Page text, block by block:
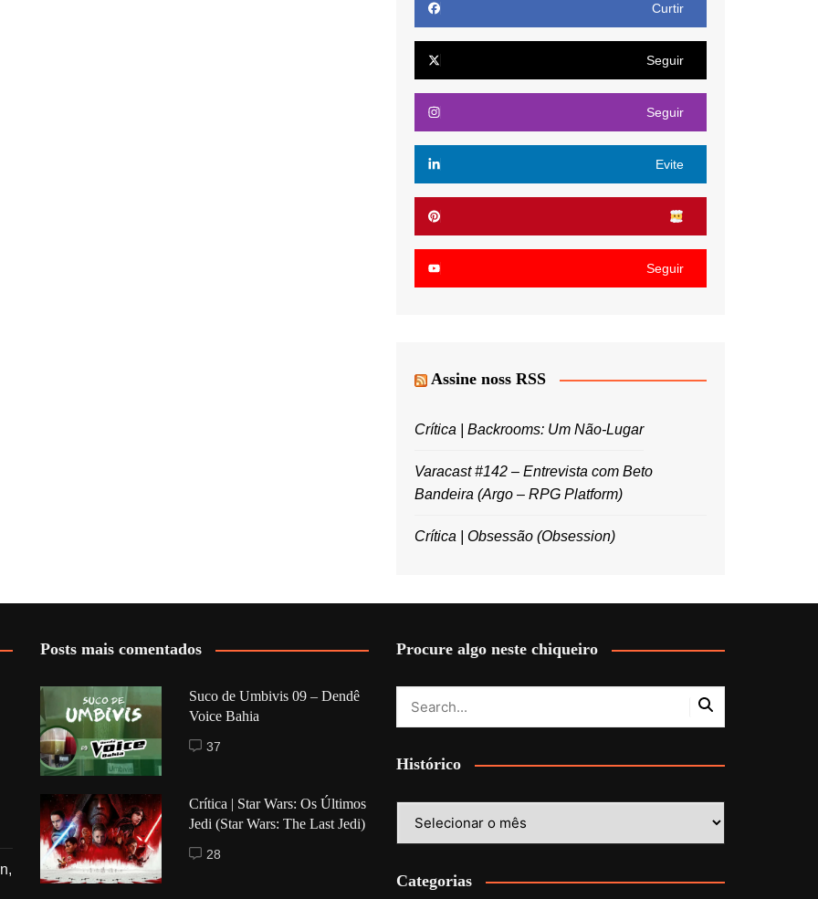
Curtir
Seguir
Seguir
Evite
Seguir
Assine noss RSS
Crítica | Backrooms: Um Não-Lugar
Varacast #142 – Entrevista com Beto
Bandeira (Argo – RPG Platform)
Crítica | Obsessão (Obsession)
Posts mais comentados
Suco de Umbivis 09 – Dendê
Voice Bahia
37
Crítica | Star Wars: Os Últimos
Jedi (Star Wars: The Last Jedi)
28
Procure algo neste chiqueiro
Histórico
Categorias